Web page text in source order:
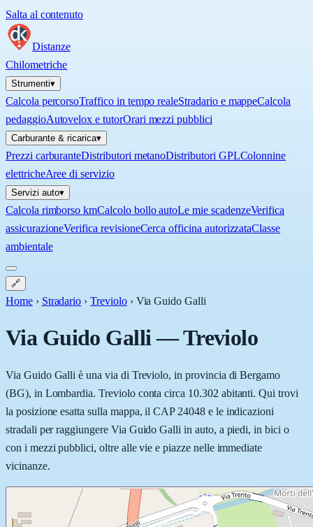
Salta al contenuto
Distanze
Chilometriche
Strumenti▾
Calcola percorsoTraffico in tempo realeStradario e mappeCalcola
pedaggioAutovelox e tutorOrari mezzi pubblici
Carburante & ricarica▾
Prezzi carburanteDistributori metanoDistributori GPLColonnine
elettricheAree di servizio
Servizi auto▾
Calcola rimborso kmCalcolo bollo autoLe mie scadenzeVerifica
assicurazioneVerifica revisioneCerca officina autorizzataClasse
ambientale
🔗
Home › Stradario › Treviolo › Via Guido Galli
Via Guido Galli—Treviolo
Via Guido Galli è una via di Treviolo, in provincia di Bergamo
(BG), in Lombardia. Treviolo conta circa 10.302 abitanti. Qui trovi
la posizione esatta sulla mappa, il CAP 24048 e le indicazioni
stradali per raggiungere Via Guido Galli in auto, a piedi, in bici o
con i mezzi pubblici, oltre alle vie e piazze nelle immediate
vicinanze.